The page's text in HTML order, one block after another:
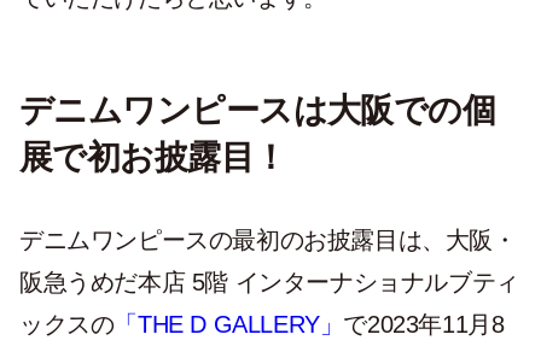
デニムワンピースは大阪での個
展で初お披露目！
デニムワンピースの最初のお披露目は、大阪・
阪急うめだ本店 5階 インターナショナルブティ
ックスの 「THE D GALLERY」 で2023年11月8